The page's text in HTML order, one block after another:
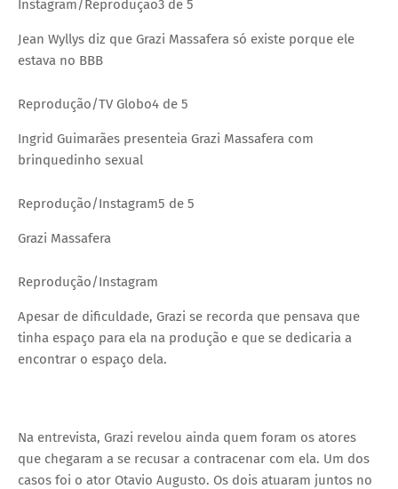
Instagram/Reprodução3 de 5
Jean Wyllys diz que Grazi Massafera só existe porque ele
estava no BBB
Reprodução/TV Globo4 de 5
Ingrid Guimarães presenteia Grazi Massafera com
brinquedinho sexual
Reprodução/Instagram5 de 5
Grazi Massafera
Reprodução/Instagram
Apesar de dificuldade, Grazi se recorda que pensava que
tinha espaço para ela na produção e que se dedicaria a
encontrar o espaço dela.
Na entrevista, Grazi revelou ainda quem foram os atores
que chegaram a se recusar a contracenar com ela. Um dos
casos foi o ator Otavio Augusto. Os dois atuaram juntos no